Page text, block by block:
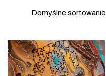
Domyślne sortowanie